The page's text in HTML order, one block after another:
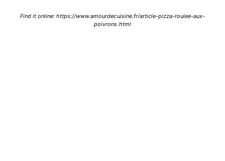
Find it online:https://www.amourdecuisine.fr/article-pizza-roulee-aux-
poivrons.html